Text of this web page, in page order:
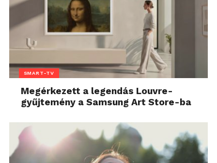
SMART-TV
Megérkezett a legendás Louvre-
gyűjtemény a Samsung Art Store-ba